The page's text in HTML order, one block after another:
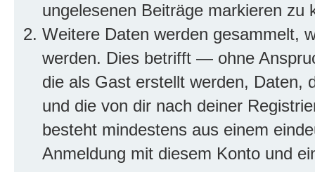
ungelesenen Beiträge markieren zu
Weitere Daten werden gesammelt,
werden. Dies betrifft — ohne
die als Gast erstellt werden, Daten,
und die von dir nach deiner
besteht mindestens aus einem
Anmeldung mit diesem Konto und